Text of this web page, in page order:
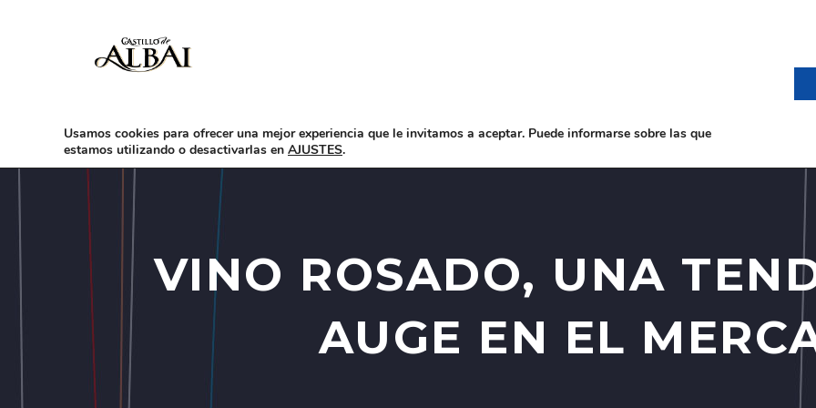
VINO ROSADO, UNA
AUGE EN EL
Usamos cookies para ofrecer una mejor experiencia que le invitamos a aceptar. Puede informarse sobre las que
estamos utilizando o desactivarlas en AJUSTES.